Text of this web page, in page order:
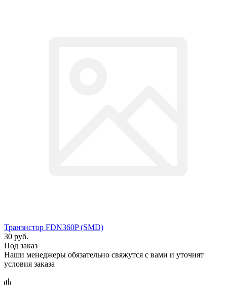
Транзистор FDN360P (SMD)
30 руб.
Под заказ
Наши менеджеры обязательно свяжутся с вами и уточнят
условия заказа